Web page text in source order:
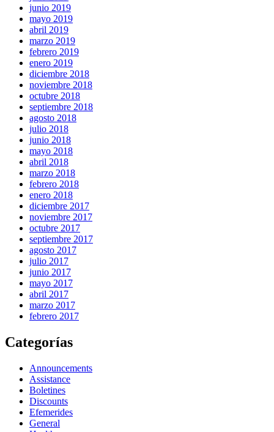
junio 2019
mayo 2019
abril 2019
marzo 2019
febrero 2019
enero 2019
diciembre 2018
noviembre 2018
octubre 2018
septiembre 2018
agosto 2018
julio 2018
junio 2018
mayo 2018
abril 2018
marzo 2018
febrero 2018
enero 2018
diciembre 2017
noviembre 2017
octubre 2017
septiembre 2017
agosto 2017
julio 2017
junio 2017
mayo 2017
abril 2017
marzo 2017
febrero 2017
Categorías
Announcements
Assistance
Boletines
Discounts
Efemerides
General